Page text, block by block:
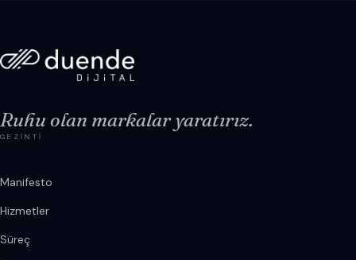
Ruhu olan markalar yaratırız.
GEZINTI
Manifesto
Hizmetler
Süreç